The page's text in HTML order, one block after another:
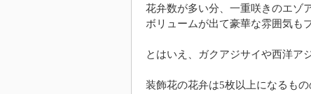
花弁数が多い分、一重咲きのエゾ
ボリュームが出て豪華な雰囲気も
とはいえ、ガクアジサイや西洋ア
装飾花の花弁は5枚以上になるも